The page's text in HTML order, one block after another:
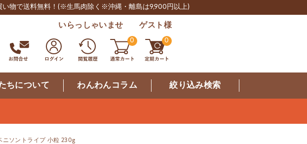
物で送料無料！ (※生馬肉除く※沖縄・離島は9,900円以上)
いらっしゃいませ ゲスト様
0 0
ちについて わんわんコラム 絞り込み検索
ニソントライプ 小粒 230g